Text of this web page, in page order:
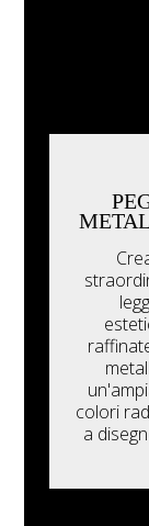
colori
a